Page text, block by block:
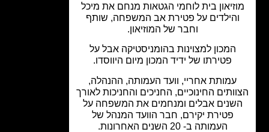
בית לוחמי הגטאות מנחם את מיכל
על פטירת אב המשפחה, שותף
וחבר של המוזיאון.
המכון למצוינות בהומניסטיקה אבל על
פטירתו של ידיד המכון מיום היווסדו.
עמותת אחריי, וועד העמותה, ההנהלה,
החינוכיים, החניכים והחניכות לאורך
אבלים ומנחמים את המשפחה על
פטירת יקירם, חבר הוועד המנהל של
העמותה ב- 20 השנים האחרונות.